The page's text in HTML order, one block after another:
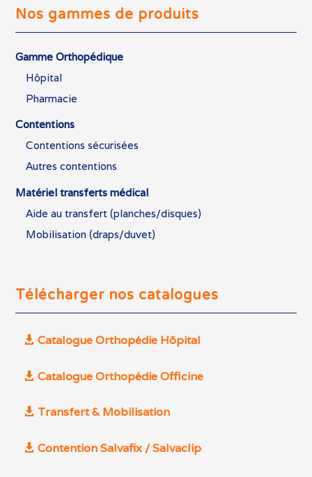
Nos gammes de produits
Gamme Orthopédique
Hôpital
Pharmacie
Contentions
Contentions sécurisées
Autres contentions
Matériel transferts médical
Aide au transfert (planches/disques)
Mobilisation (draps/duvet)
Télécharger nos catalogues
Catalogue Orthopédie Hôpital
Catalogue Orthopédie Officine
Transfert & Mobilisation
Contention Salvafix / Salvaclip